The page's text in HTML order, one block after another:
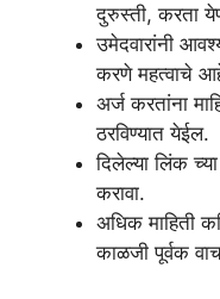
दुरुस्ती, करता
उमेदवारांनी
करणे महत्वाचे
अर्ज करतांना
ठरविण्यात येईल.
दिलेल्या लिंक
करावा.
अधिक माहिती
काळजी पूर्वक